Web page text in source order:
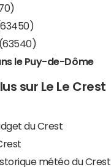
le Puy-de-Dôme
sur Le Le Crest
du Crest
météo du Crest